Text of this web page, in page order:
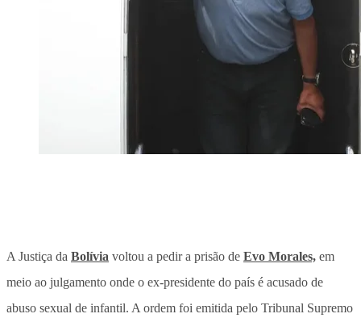
A Justiça da Bolívia voltou a pedir a prisão de Evo Morales, em
meio ao julgamento onde o ex-presidente do país é acusado de
abuso sexual de infantil. A ordem foi emitida pelo Tribunal Supremo